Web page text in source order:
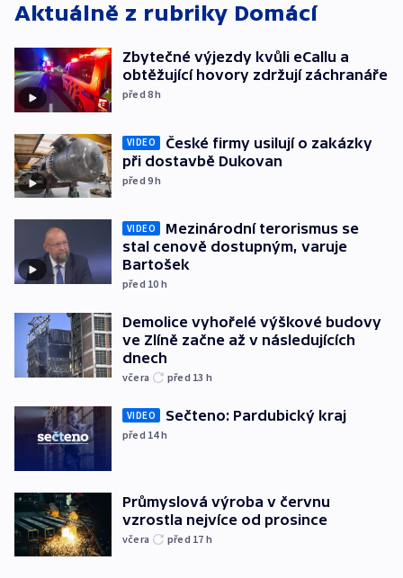
Aktuálně z rubriky Domácí
Zbytečné výjezdy kvůli eCallu a
obtěžující hovory zdržují záchranáře
před 8h
VIDEO
České firmy usilují o zakázky
při dostavbě Dukovan
před 9h
VIDEO
Mezinárodní terorismus se
stal cenově dostupným, varuje
Bartošek
před 10 h
Demolice vyhořelé výškové budovy
ve Zlíně začne až v následujících
dnech
včera před 13 h
VIDEO Sečteno: Pardubický kraj
před 14h
Průmyslová výroba v červnu
vzrostla nejvíce od prosince
včera před 17 h